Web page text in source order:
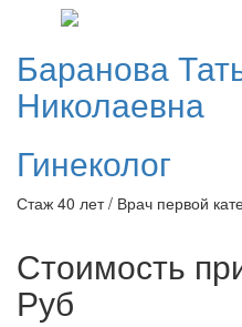
Баранова
Николаевна
Гинеколог
Стаж 40 лет / Врач первой
Стоимость
Руб